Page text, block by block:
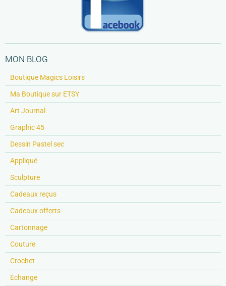
MON BLOG
Boutique Magics Loisirs
Ma Boutique sur ETSY
Art Journal
Graphic 45
Dessin Pastel sec
Appliqué
Sculpture
Cadeaux reçus
Cadeaux offerts
Cartonnage
Couture
Crochet
Echange